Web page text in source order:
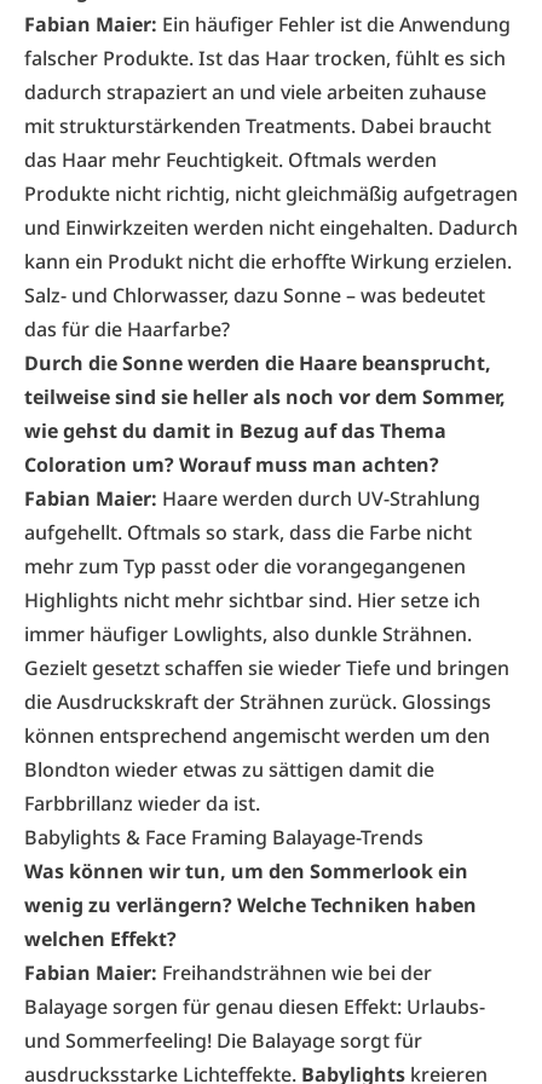
Fabian Maier: Ein häufiger Fehler ist die Anwendung
falscher Produkte. Ist das Haar trocken, fühlt es sich
dadurch strapaziert an und viele arbeiten zuhause
mit strukturstärkenden Treatments. Dabei braucht
das Haar mehr Feuchtigkeit. Oftmals werden
Produkte nicht richtig, nicht gleichmäßig aufgetragen
und Einwirkzeiten werden nicht eingehalten. Dadurch
kann ein Produkt nicht die erhoffte Wirkung erzielen.
Salz- und Chlorwasser, dazu Sonne – was bedeutet
das für die Haarfarbe?
Durch die Sonne werden die Haare beansprucht,
teilweise sind sie heller als noch vor dem Sommer,
wie gehst du damit in Bezug auf das Thema
Coloration um? Worauf muss man achten?
Fabian Maier: Haare werden durch UV-Strahlung
aufgehellt. Oftmals so stark, dass die Farbe nicht
mehr zum Typ passt oder die vorangegangenen
Highlights nicht mehr sichtbar sind. Hier setze ich
immer häufiger Lowlights, also dunkle Strähnen.
Gezielt gesetzt schaffen sie wieder Tiefe und bringen
die Ausdruckskraft der Strähnen zurück. Glossings
können entsprechend angemischt werden um den
Blondton wieder etwas zu sättigen damit die
Farbbrillanz wieder da ist.
Babylights & Face Framing Balayage-Trends
Was können wir tun, um den Sommerlook ein
wenig zu verlängern? Welche Techniken haben
welchen Effekt?
Fabian Maier: Freihandsträhnen wie bei der
Balayage sorgen für genau diesen Effekt: Urlaubs-
und Sommerfeeling! Die Balayage sorgt für
ausdrucksstarke Lichteffekte. Babylights kreieren